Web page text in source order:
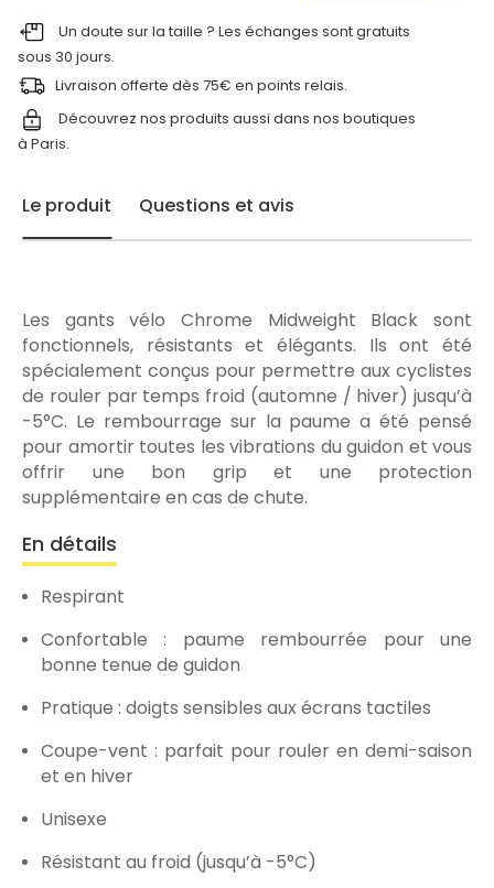
Un doute sur la taille ? Les échanges sont gratuits
sous 30 jours.
Livraison offerte dès 75€ en points relais.
Découvrez nos produits aussi dans nos boutiques
à Paris.
Le produit Questions et avis
Les gants vélo Chrome Midweight Black sont
fonctionnels, résistants et élégants. Ils ont été
spécialement conçus pour permettre aux cyclistes
de rouler par temps froid (automne / hiver) jusqu’à
-5°C. Le rembourrage sur la paume a été pensé
pour amortir toutes les vibrations du guidon et vous
offrir une bon grip et une protection
supplémentaire en cas de chute.
En détails
Respirant
Confortable : paume rembourrée pour une
bonne tenue de guidon
Pratique : doigts sensibles aux écrans tactiles
Coupe-vent : parfait pour rouler en demi-saison
et en hiver
Unisexe
Résistant au froid (jusqu’à -5°C)